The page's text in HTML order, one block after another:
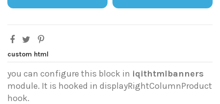
custom html
you can configure this block in iqithtmlbanners
module. It is hooked in displayRightColumnProduct
hook.